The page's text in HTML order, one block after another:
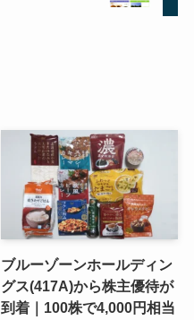
ブルーゾーンホールディン
グス(417A)から株主優待が
到着｜100株で4,000円相当